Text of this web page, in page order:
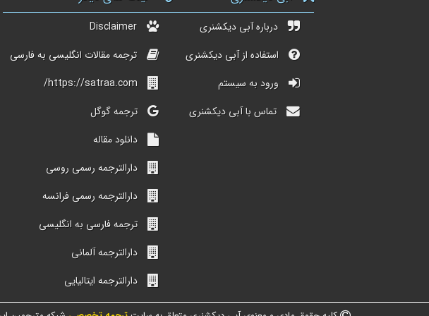
درباره آبی دیکشنری
استفاده از آبی دیکشنری
ورود به سیستم
تماس با آبی دیکشنری
Disclaimer
ترجمه مقالات انگلیسی به فارسی
https://satraa.com/
ترجمه گوگل
دانلود مقاله
دارالترجمه رسمی روسی
دارالترجمه رسمی فرانسه
ترجمه فارسی به انگلیسی
دارالترجمه آلمانی
دارالترجمه ایتالیایی